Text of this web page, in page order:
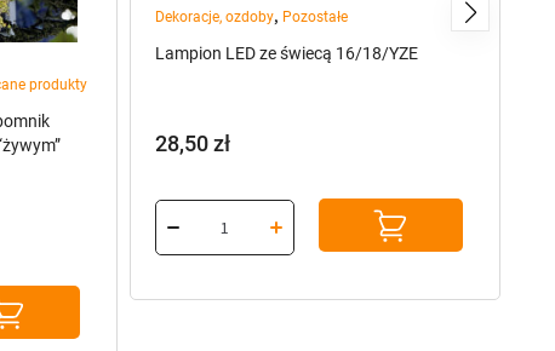
produkty
Dekoracje, ozdoby, Pozostałe
Lampion LED ze świecą 16/18/YZE
28,50zł